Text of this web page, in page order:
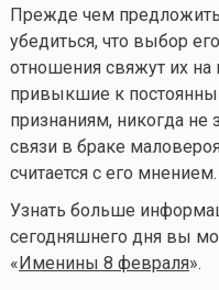
Прежде чем
убедиться, что выбор
отношения свяжут их
привыкшие к
признаниям, никогда не
связи в браке
считается с его мнением.
Узнать больше
сегодняшнего дня вы
«Именины 8 февраля».